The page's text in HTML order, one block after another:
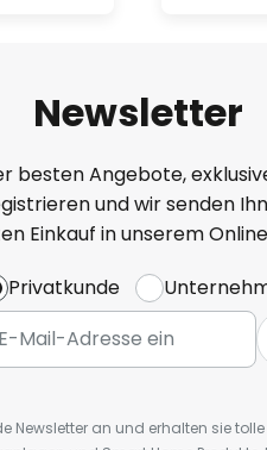
Newsletter
besten Angebote,
und wir senden
Einkauf in unserem
Privatkunde
Newsletter an und erhalten sie